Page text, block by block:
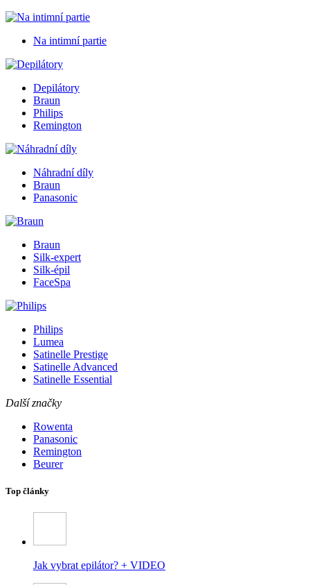
Na intimní partie
Depilátory
Braun
Philips
Remington
Náhradní díly
Braun
Panasonic
Braun
Silk-expert
Silk-épil
FaceSpa
Philips
Lumea
Satinelle Prestige
Satinelle Advanced
Satinelle Essential
Další značky
Rowenta
Panasonic
Remington
Beurer
Top články
Jak vybrat epilátor? + VIDEO